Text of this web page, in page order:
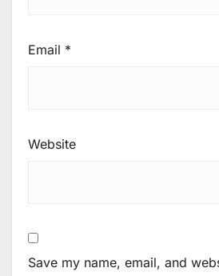
Email *
Website
Save my name, email, and